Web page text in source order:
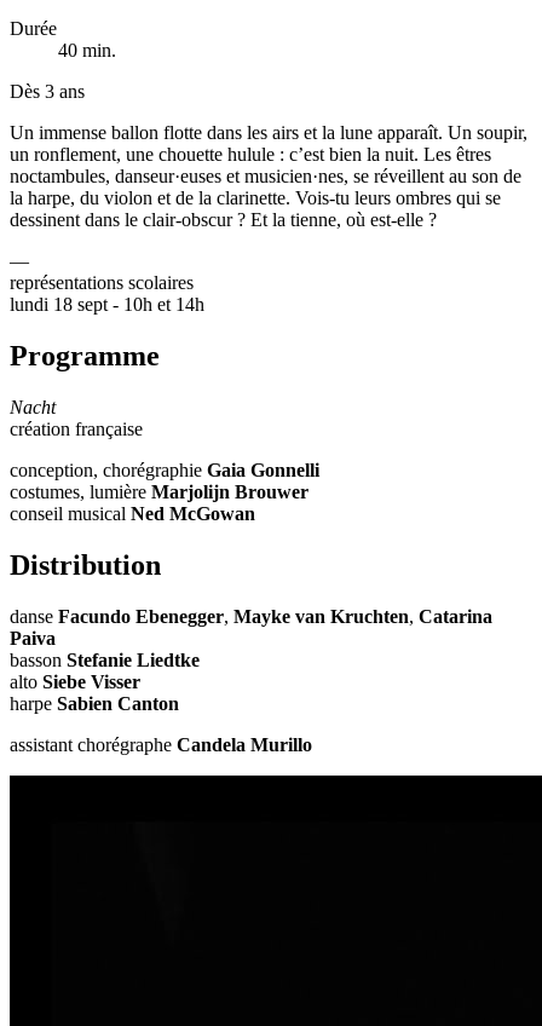
Durée
40 min.
Dès 3 ans
Un immense ballon flotte dans les airs et la lune apparaît. Un soupir,
un ronflement, une chouette hulule : c’est bien la nuit. Les êtres
noctambules, danseur·euses et musicien·nes, se réveillent au son de
la harpe, du violon et de la clarinette. Vois-tu leurs ombres qui se
dessinent dans le clair-obscur ? Et la tienne, où est-elle ?
—
représentations scolaires
lundi 18 sept - 10h et 14h
Programme
Nacht
création française
conception, chorégraphie Gaia Gonnelli
costumes, lumière Marjolijn Brouwer
conseil musical Ned McGowan
Distribution
danse Facundo Ebenegger, Mayke van Kruchten, Catarina
Paiva
basson Stefanie Liedtke
alto Siebe Visser
harpe Sabien Canton
assistant chorégraphe Candela Murillo